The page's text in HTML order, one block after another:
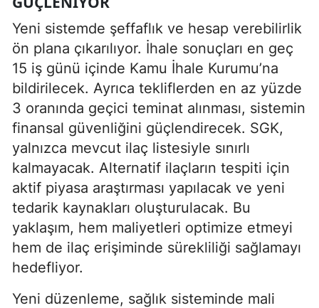
Yeni sistemde şeffaflık ve hesap verebilirlik
ön plana çıkarılıyor. İhale sonuçları en geç
15 iş günü içinde Kamu İhale Kurumu’na
bildirilecek. Ayrıca tekliflerden en az yüzde
3 oranında geçici teminat alınması, sistemin
finansal güvenliğini güçlendirecek. SGK,
yalnızca mevcut ilaç listesiyle sınırlı
kalmayacak. Alternatif ilaçların tespiti için
aktif piyasa araştırması yapılacak ve yeni
tedarik kaynakları oluşturulacak. Bu
yaklaşım, hem maliyetleri optimize etmeyi
hem de ilaç erişiminde sürekliliği sağlamayı
hedefliyor.
Yeni düzenleme, sağlık sisteminde mali